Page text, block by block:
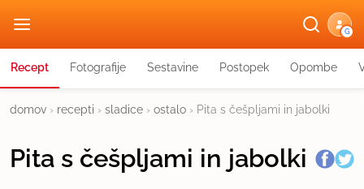
G
Recept Fotografije Sestavine Postopek Opombe
domov › recepti › sladice › ostalo › Pita s češpljami in jabolki
Pita s češpljami in jabolki